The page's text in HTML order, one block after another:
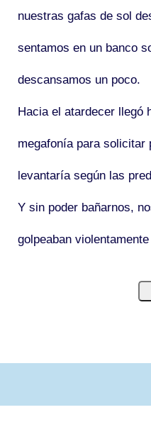
nuestras gafas desol
sentamos enun banco
descansamos un poco.
Haciael atardecer llegó
megafonía parasolicitar
levantaría segúnlas
Y sinpoder bañarnos,
golpeaban